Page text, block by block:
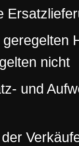
nicht
und